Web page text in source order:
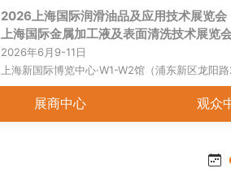
2026上海国际润滑油品及应用技术展览会
上海国际金属加工液及表面清洗技术展览
2026年6月9-11日
上海新国际博览中心·W1-W2馆（浦东新区龙阳路
展商中心 观众
首页 关于展会 展